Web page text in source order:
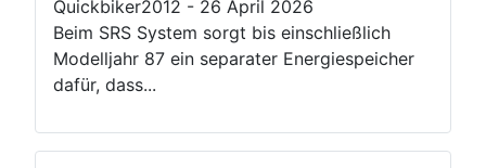
Quickbiker2012 - 26 April 2026
Beim SRS System sorgt bis einschließlich
Modelljahr 87 ein separater Energiespeicher
dafür, dass...